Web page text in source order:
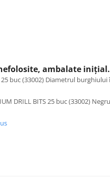
ambalate inițial.